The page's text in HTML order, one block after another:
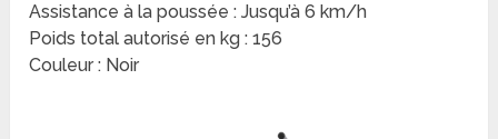
Assistance à la poussée : Jusqu’à 6 km/h
Poids total autorisé en kg : 156
Couleur : Noir